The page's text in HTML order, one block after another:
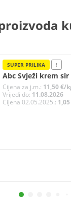
SUPER PRILIKA !
Abc Svježi krem sir
Cijena za j.m.: 11,50 €/
Vrijedi do: 11.08.2026
Cijena 02.05.2025.: